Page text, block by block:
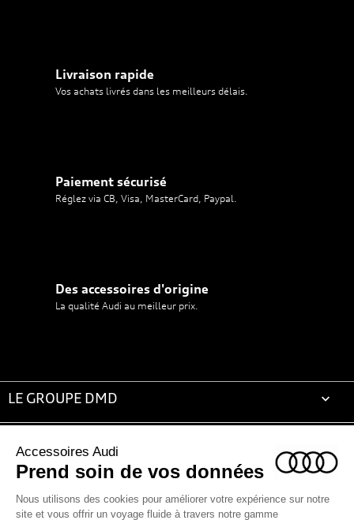
Livraison rapide
Vos achats livrés dans les meilleurs délais.
Paiement sécurisé
Réglez via CB, Visa, MasterCard, Paypal.
Des accessoires d'origine
La qualité Audi au meilleur prix.
LE GROUPE DMD 
LA BOUTIQUE